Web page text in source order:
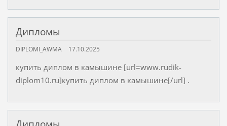
Дипломы
DIPLOMI_AWMA 17.10.2025
купить диплом в камышине [url=www.rudik-
diplom10.ru]купить диплом в камышине[/url] .